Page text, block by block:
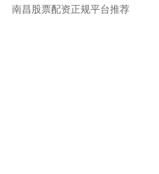
南昌股票配资正规平台推荐